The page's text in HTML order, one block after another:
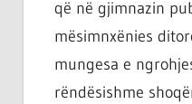
që në gjimnazin
mësimnxënies
mungesa e
rëndësishme